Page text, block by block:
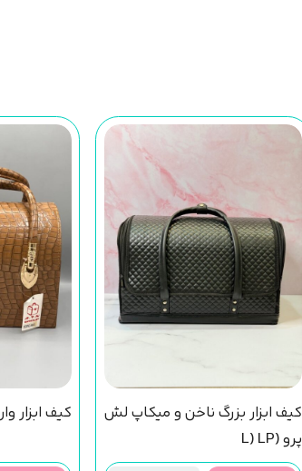
کیف ابزار بزرگ ناخن و میکاپ لش
پرو (L) LP
کیف ابزار